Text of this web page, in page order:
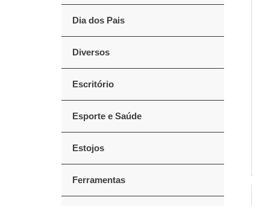
Dia dos Pais
Diversos
Escritório
Esporte e Saúde
Estojos
Ferramentas